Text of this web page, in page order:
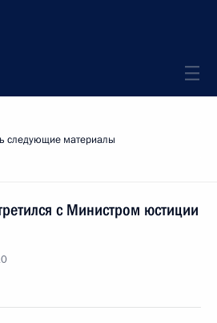
следующие материалы
с Министром юстиции